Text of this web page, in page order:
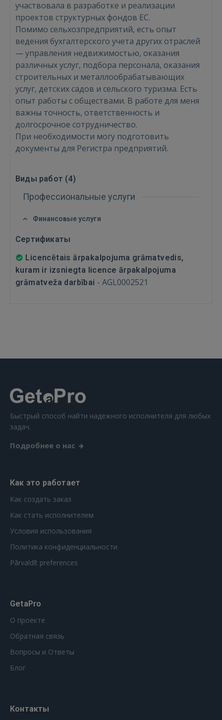
Войти
ВОЙТИ
Забыли пароль?
 Sign in with Apple
Ещё не зарегистрированы?
РЕГИСТРАЦИЯ
участвовала в разработке и реализации
проектов структурных фондов ЕС.
Помимо сельхозпредприятий, есть опыт
ведения бухгалтерского учета других отраслей
— управления недвижимостью, оказания
различных услуг, подбора персонала, оказания
строительных и металлообрабатывающих
услуг, детских садов и сельского туризма. Есть
опыт работы с обществами. В работе для меня
важны точность, ответственность и
долгосрочное сотрудничество.
При необходимости могу подготовить
документы для Регистра предприятий.
Виды работ (4)
Профессиональные услуги
Финансовые услуги
Сертификаты
Licencētais ārpakalpojuma grāmatvedis,
kuram ir izsniegta licence ārpakalpojuma
grāmatveža darbībai - AGL0002521
Быстрый способ найти надежного исполнителя для любых
задач.
Подробнее о нас
Как это работает
Как создать заказ
Как стать исполнителем
Условия использования
Политика конфиденциальности
Pārvaldīt preferences
GetaPro
О проекте
Обратная связь
Вопросы и Ответы
Блог
Контакты